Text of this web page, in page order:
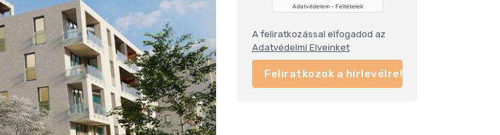
A feliratkozással elfogadod az
Adatvédelmi Elveinket
Feliratkozok a hírlevélre!